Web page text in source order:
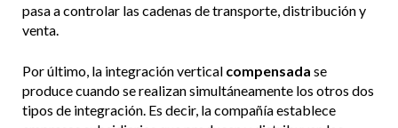
pasa a controlar las cadenas de transporte, distribución y
venta.
Por último, la integración vertical compensada se
produce cuando se realizan simultáneamente los otros dos
tipos de integración. Es decir, la compañía establece